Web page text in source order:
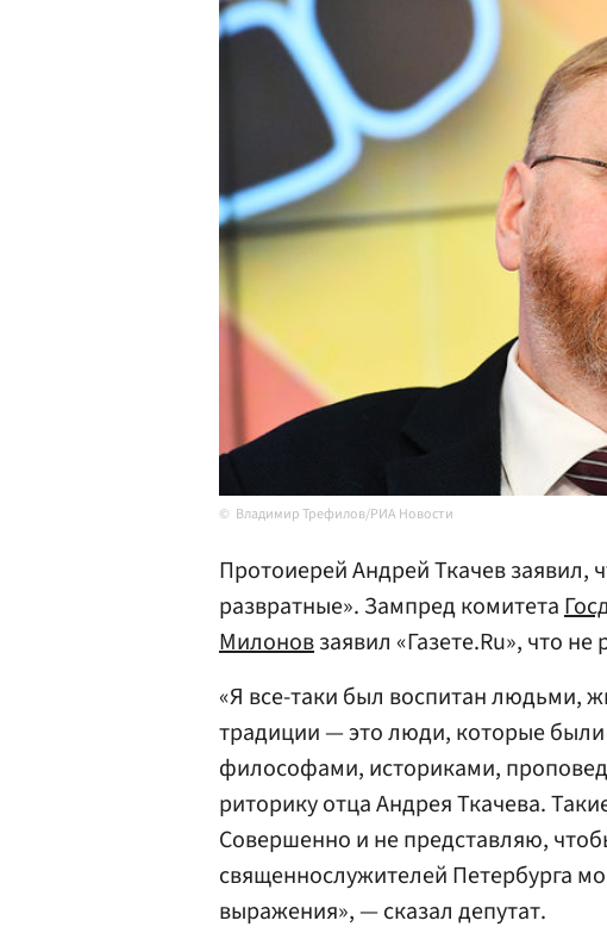
Владимир Трефилов/РИА Новости
Протоиерей Андрей Ткачев заявил,
развратные». Зампред комитета
Милоновзаявил «Газете.Ru», что не
«Я все-таки был воспитан людьми,
традиции — это люди, которые
философами, историками,
риторику отца Андрея Ткачева.
Совершенно и не представляю,
священнослужителей Петербурга
выражения», — сказал депутат.